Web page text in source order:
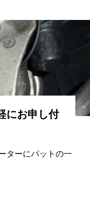
にお申し付
ターにパットの一